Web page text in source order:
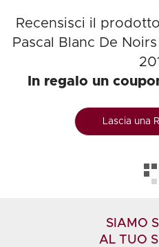
Recensisci il
Pascal Blanc De
In regalo un
Lascia una
SIAMO
AL TUO